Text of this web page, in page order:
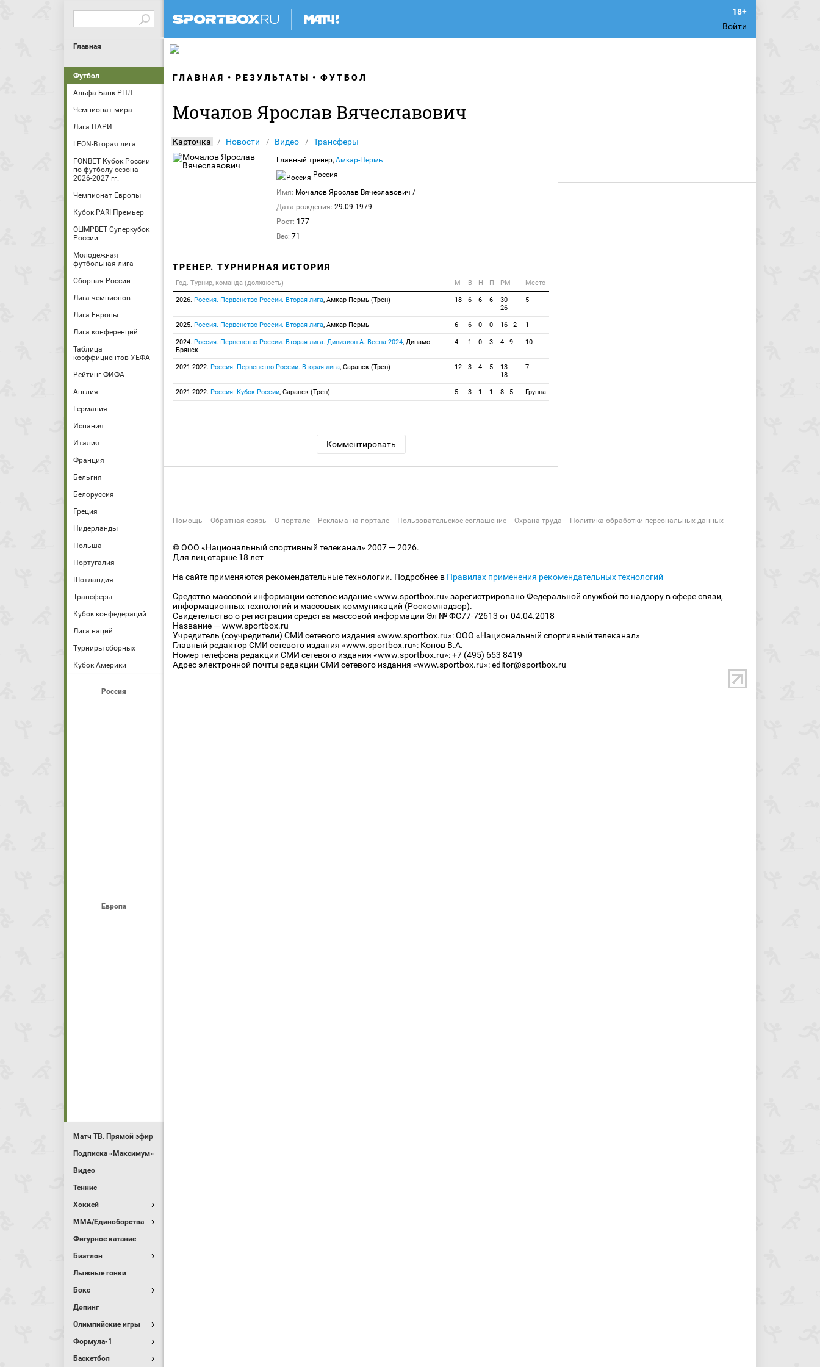
Войти
Главная
Футбол
Альфа-Банк РПЛ
Чемпионат мира
Лига ПАРИ
LEON-Вторая лига
FONBET Кубок России
по футболу сезона
2026-2027 гг.
Чемпионат Европы
Кубок PARI Премьер
OLIMPBET Суперкубок
России
Молодежная
футбольная лига
Сборная России
Лига чемпионов
Лига Европы
Лига конференций
Таблица
коэффициентов УЕФА
Рейтинг ФИФА
Англия
Германия
Испания
Италия
Франция
Бельгия
Белоруссия
Греция
Нидерланды
Польша
Португалия
Шотландия
Трансферы
Кубок конфедераций
Лига наций
Турниры сборных
Кубок Америки
Россия
Европа
Матч ТВ. Прямой эфир
Подписка «Максимум»
Видео
Теннис
Хоккей
MMA/Единоборства
Фигурное катание
Биатлон
Лыжные гонки
Бокс
Допинг
Олимпийские игры
Формула-1
Баскетбол
ГЛАВНАЯ РЕЗУЛЬТАТЫ ФУТБОЛ
Мочалов Ярослав Вячеславович
Карточка Новости Видео Трансферы
Главный тренер, Амкар-Пермь
Россия
Имя: Мочалов Ярослав Вячеславович /
Дата рождения: 29.09.1979
Рост: 177
Вес: 71
ТРЕНЕР. ТУРНИРНАЯ ИСТОРИЯ
Год. Турнир, команда (должность) М В Н П РМ Место
2026. Россия. Первенство России. Вторая лига, Амкар-Пермь (Трен) 18 6 6 6
30 -
26
5
2025. Россия. Первенство России. Вторая лига, Амкар-Пермь 6 6 0 0 16 - 2 1
2024. Россия. Первенство России. Вторая лига. Дивизион А. Весна 2024, Динамо-
Брянск
4 1 0 3 4 - 9 10
2021-2022. Россия. Первенство России. Вторая лига, Саранск (Трен) 12 3 4 5
13 -
18
7
2021-2022. Россия. Кубок России, Саранск (Трен) 5 3 1 1 8 - 5 Группа
Комментировать
Помощь Обратная связь О портале Реклама на портале Пользовательское соглашение Охрана труда Политика обработки персональных данных
© ООО «Национальный спортивный телеканал» 2007 — 2026.
Для лиц старше 18 лет
На сайте применяются рекомендательные технологии. Подробнее в Правилах применения рекомендательных технологий
Средство массовой информации сетевое издание «www.sportbox.ru» зарегистрировано Федеральной службой по надзору в сфере связи,
информационных технологий и массовых коммуникаций (Роскомнадзор).
Свидетельство о регистрации средства массовой информации Эл № ФС77-72613 от 04.04.2018
Название — www.sportbox.ru
Учредитель (соучредители) СМИ сетевого издания «www.sportbox.ru»: ООО «Национальный спортивный телеканал»
Главный редактор СМИ сетевого издания «www.sportbox.ru»: Конов В.А.
Номер телефона редакции СМИ сетевого издания «www.sportbox.ru»: +7 (495) 653 8419
Адрес электронной почты редакции СМИ сетевого издания «www.sportbox.ru»: editor@sportbox.ru